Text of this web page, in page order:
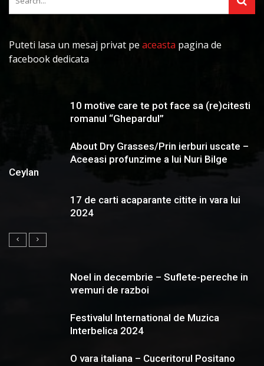
Puteti lasa un mesaj privat pe aceasta pagina de
facebook dedicata
10 motive care te pot face sa (re)citesti
romanul “Ghepardul”
About Dry Grasses/Prin ierburi uscate –
Aceeasi profunzime a lui Nuri Bilge
Ceylan
17 de carti acaparante citite in vara lui
2024
Noel in decembrie – Suflete-pereche in
vremuri de razboi
Festivalul International de Muzica
Interbelica 2024
O vara italiana – Cuceritorul Positano